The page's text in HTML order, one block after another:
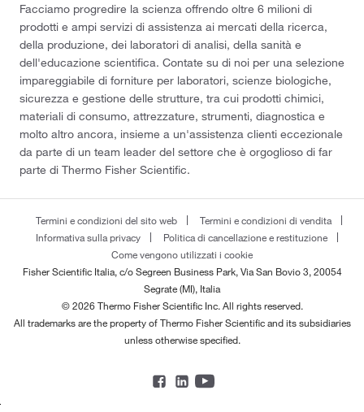
Facciamo progredire la scienza offrendo oltre 6 milioni di
prodotti e ampi servizi di assistenza ai mercati della ricerca,
della produzione, dei laboratori di analisi, della sanità e
dell'educazione scientifica. Contate su di noi per una selezione
impareggiabile di forniture per laboratori, scienze biologiche,
sicurezza e gestione delle strutture, tra cui prodotti chimici,
materiali di consumo, attrezzature, strumenti, diagnostica e
molto altro ancora, insieme a un'assistenza clienti eccezionale
da parte di un team leader del settore che è orgoglioso di far
parte di Thermo Fisher Scientific.
Termini e condizioni del sito web
Termini e condizioni di vendita
Informativa sulla privacy
Politica di cancellazione e restituzione
Come vengono utilizzati i cookie
Fisher Scientific Italia, c/o Segreen Business Park, Via San Bovio 3, 20054
Segrate (MI), Italia
© 2026 Thermo Fisher Scientific Inc. All rights reserved.
All trademarks are the property of Thermo Fisher Scientific and its subsidiaries
unless otherwise specified.